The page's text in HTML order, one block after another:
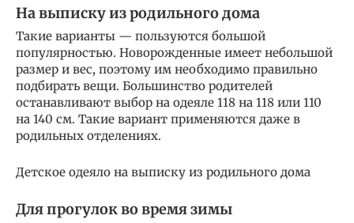
На выписку из родильного дома
Такие варианты — пользуются большой
популярностью. Новорожденные имеет небольшой
размер и вес, поэтому им необходимо правильно
подбирать вещи. Большинство родителей
останавливают выбор на одеяле 118 на 118 или 110
на 140 см. Такие вариант применяются даже в
родильных отделениях.
Детское одеяло на выписку из родильного дома
Для прогулок во время зимы